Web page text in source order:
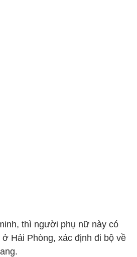
thì người phụ nữ này có
Hải Phòng, xác định đi bộ về